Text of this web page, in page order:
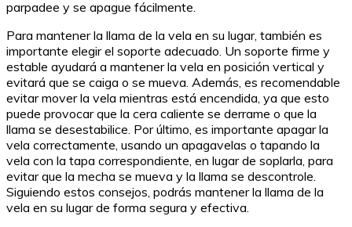
parpadee y se apague fácilmente.
Para mantener la llama de la vela en su lugar, también es
importante elegir el soporte adecuado. Un soporte firme y
estable ayudará a mantener la vela en posición vertical y
evitará que se caiga o se mueva. Además, es recomendable
evitar mover la vela mientras está encendida, ya que esto
puede provocar que la cera caliente se derrame o que la
llama se desestabilice. Por último, es importante apagar la
vela correctamente, usando un apagavelas o tapando la
vela con la tapa correspondiente, en lugar de soplarla, para
evitar que la mecha se mueva y la llama se descontrole.
Siguiendo estos consejos, podrás mantener la llama de la
vela en su lugar de forma segura y efectiva.